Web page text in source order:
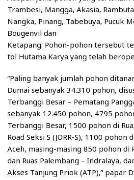
Trambesi, Mangga, Akasia,
Nangka, Pinang, Tabebuya, Pucuk
Bougenvil dan
Ketapang. Pohon-pohon tersebut
tol Hutama Karya yang telah
“Paling banyak jumlah pohon
Dumai sebanyak 34.310 pohon,
Terbanggi Besar – Pematang
sebanyak 12.450 pohon, 4795
Terbanggi Besar, 1500 pohon di
Road Seksi S (JORR-S), 1100 pohon
Aceh, masing-masing 850 pohon di
dan Ruas Palembang – Indralaya,
Akses Tanjung Priok (ATP),” papar